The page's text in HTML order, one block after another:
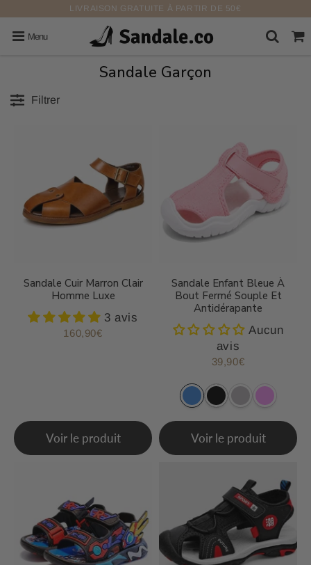
LIVRAISON GRATUITE À PARTIR DE 50€
Menu
Sandale Garçon
Filtrer
Sandale Cuir Marron Clair
Homme Luxe
3 avis
Prix
160,90€
Voir le produit
Sandale Enfant Bleue À
Bout Fermé Souple Et
Antidérapante
Aucun
avis
Prix
39,90€
Voir le produit